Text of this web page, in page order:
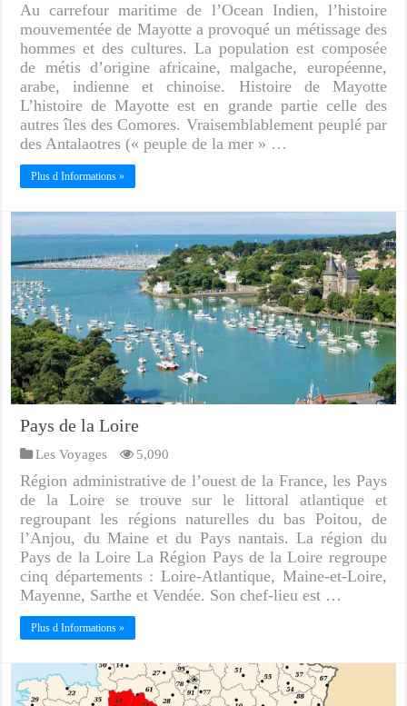
Au carrefour maritime de l’Ocean Indien, l’histoire
mouvementée de Mayotte a provoqué un métissage des
hommes et des cultures. La population est composée
de métis d’origine africaine, malgache, européenne,
arabe, indienne et chinoise. Histoire de Mayotte
L’histoire de Mayotte est en grande partie celle des
autres îles des Comores. Vraisemblablement peuplé par
des Antalaotres (« peuple de la mer » …
Plus d Informations »
Pays de la Loire
Les Voyages 5,090
Région administrative de l’ouest de la France, les Pays
de la Loire se trouve sur le littoral atlantique et
regroupant les régions naturelles du bas Poitou, de
l’Anjou, du Maine et du Pays nantais. La région du
Pays de la Loire La Région Pays de la Loire regroupe
cinq départements : Loire-Atlantique, Maine-et-Loire,
Mayenne, Sarthe et Vendée. Son chef-lieu est …
Plus d Informations »